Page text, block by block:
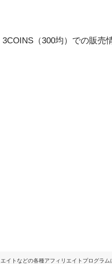
（300均）での販売
イトなどの各種アフィリエイトプログラム